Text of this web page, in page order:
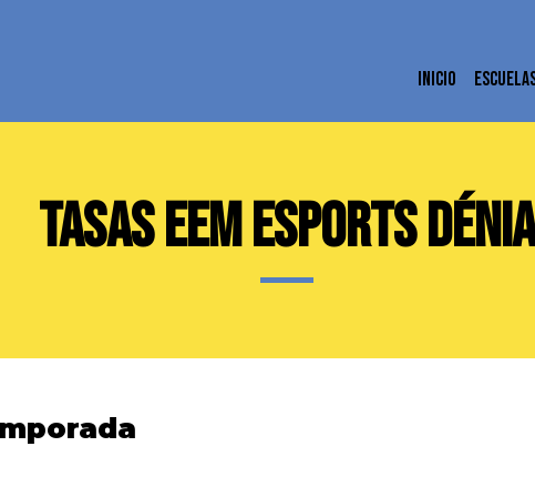
INICIO
TASAS EEM ESPORTS DÉNIA